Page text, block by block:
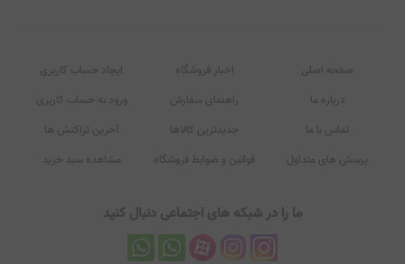
صفحه اصلی
درباره ما
تماس با ما
پرسش های متداول
اخبار فروشگاه
راهنمای سفارش
جدیدترین کالاها
قوانین و ضوابط فروشگاه
ایجاد حساب کاربری
ورود به حساب کاربری
آخرین تراکنش ها
مشاهده سبد خرید
ما را در شبکه های اجتماعی دنبال کنید